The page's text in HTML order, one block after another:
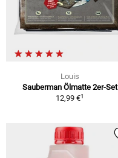
Louis
Sauberman Ölmatte 2er-Set
12,99 €1